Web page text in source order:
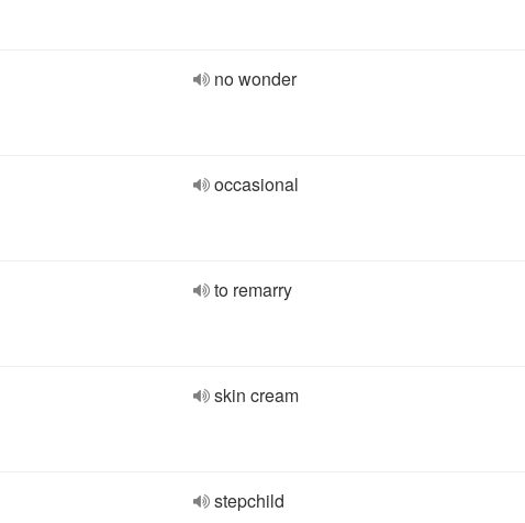
no wonder
occasional
to remarry
skin cream
stepchild